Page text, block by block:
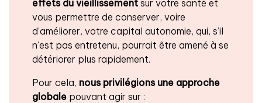
effets du vieillissement sur votre santé et
vous permettre de conserver, voire
d’améliorer, votre capital autonomie, qui, s’il
n’est pas entretenu, pourrait être amené à se
détériorer plus rapidement.
Pour cela, nous privilégions une approche
globale pouvant agir sur :